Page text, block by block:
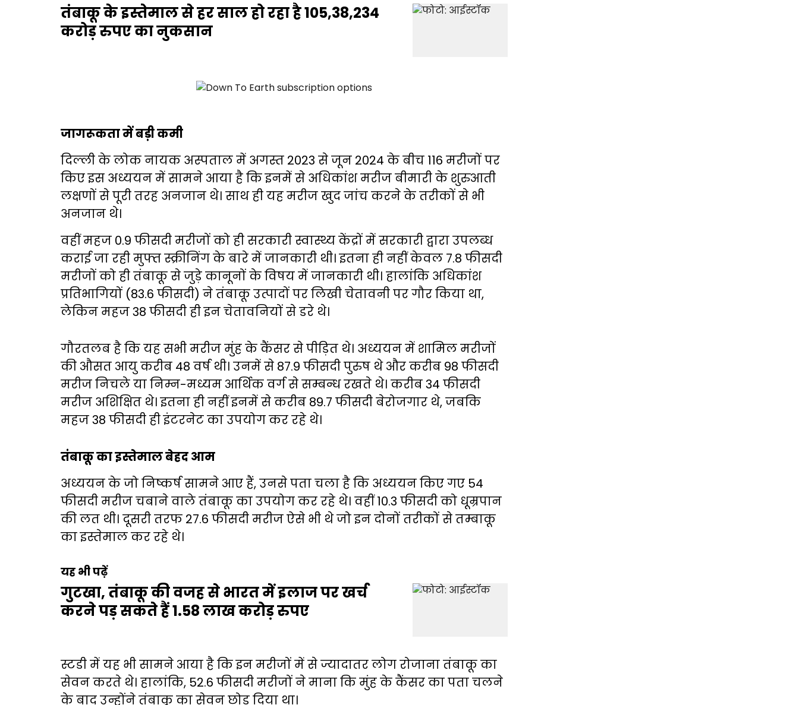
तंबाकू के इस्तेमाल से हर साल हो रहा है 105,38,234
करोड़ रुपए का नुकसान
जागरूकता में बड़ी कमी
दिल्ली के लोक नायक अस्पताल में अगस्त 2023 से जून 2024 के बीच 116 मरीजों पर
किए इस अध्ययन में सामने आया है कि इनमें से अधिकांश मरीज बीमारी के शुरुआती
लक्षणों से पूरी तरह अनजान थे। साथ ही यह मरीज खुद जांच करने के तरीकों से भी
अनजान थे।
वहीं महज 0.9 फीसदी मरीजों को ही सरकारी स्वास्थ्य केंद्रों में सरकारी द्वारा उपलब्ध
कराई जा रही मुफ्त स्क्रीनिंग के बारे में जानकारी थी। इतना ही नहीं केवल 7.8 फीसदी
मरीजों को ही तंबाकू से जुड़े कानूनों के विषय में जानकारी थी। हालांकि अधिकांश
प्रतिभागियों (83.6 फीसदी) ने तंबाकू उत्पादों पर लिखी चेतावनी पर गौर किया था,
लेकिन महज 38 फीसदी ही इन चेतावनियों से डरे थे।
गौरतलब है कि यह सभी मरीज मुंह के कैंसर से पीड़ित थे। अध्ययन में शामिल मरीजों
की औसत आयु करीब 48 वर्ष थी। उनमें से 87.9 फीसदी पुरुष थे और करीब 98 फीसदी
मरीज निचले या निम्न-मध्यम आर्थिक वर्ग से सम्बन्ध रखते थे। करीब 34 फीसदी
मरीज अशिक्षित थे। इतना ही नहीं इनमें से करीब 89.7 फीसदी बेरोजगार थे, जबकि
महज 38 फीसदी ही इंटरनेट का उपयोग कर रहे थे।
तंबाकू का इस्तेमाल बेहद आम
अध्ययन के जो निष्कर्ष सामने आए हैं, उनसे पता चला है कि अध्ययन किए गए 54
फीसदी मरीज चबाने वाले तंबाकू का उपयोग कर रहे थे। वहीं 10.3 फीसदी को धूम्रपान
की लत थी। दूसरी तरफ 27.6 फीसदी मरीज ऐसे भी थे जो इन दोनों तरीकों से तम्बाकू
का इस्तेमाल कर रहे थे।
यह भी पढ़ें
गुटखा, तंबाकू की वजह से भारत में इलाज पर खर्च
करने पड़ सकते हैं 1.58 लाख करोड़ रुपए
स्टडी में यह भी सामने आया है कि इन मरीजों में से ज्यादातर लोग रोजाना तंबाकू का
सेवन करते थे। हालांकि, 52.6 फीसदी मरीजों ने माना कि मुंह के कैंसर का पता चलने
के बाद उन्होंने तंबाकू का सेवन छोड़ दिया था।